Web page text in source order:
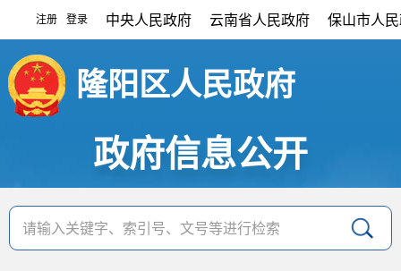
注册 登录 中央人民政府 云南省人民政府 保山市人
隆阳区人民政府
政府信息公开